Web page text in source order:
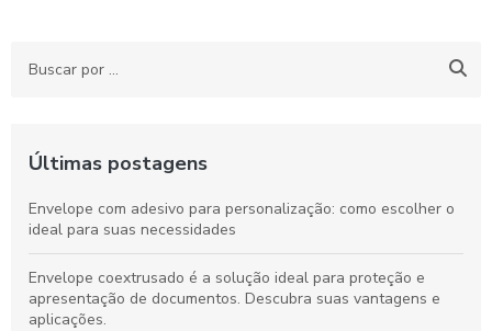
Últimas postagens
Envelope com adesivo para personalização: como escolher o
ideal para suas necessidades
Envelope coextrusado é a solução ideal para proteção e
apresentação de documentos. Descubra suas vantagens e
aplicações.